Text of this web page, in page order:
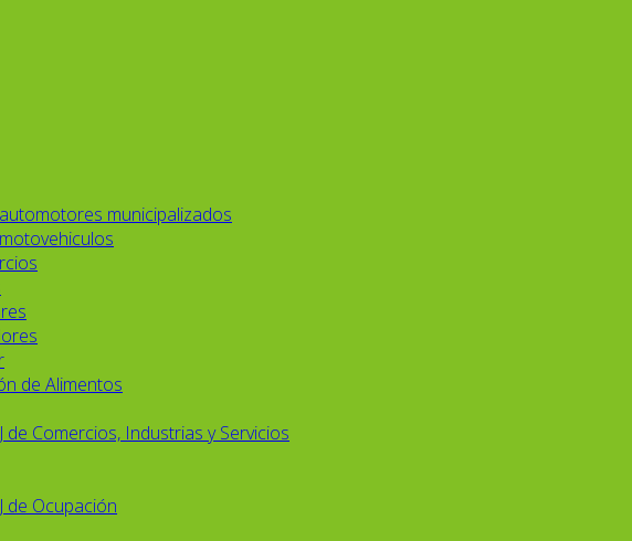
municipalizados
de Alimentos
de Comercios, Industrias y Servicios
de Ocupación